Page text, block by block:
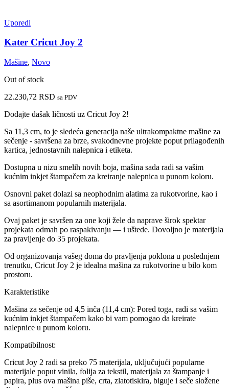
Uporedi
Kater Cricut Joy 2
Mašine, Novo
Out of stock
22.230,72 RSD sa PDV
Dodajte dašak ličnosti uz Cricut Joy 2!
Sa 11,3 cm, to je sledeća generacija naše ultrakompaktne mašine za
sečenje - savršena za brze, svakodnevne projekte poput prilagođenih
kartica, jednostavnih nalepnica i etiketa.
Dostupna u nizu smelih novih boja, mašina sada radi sa vašim
kućnim inkjet štampačem za kreiranje nalepnica u punom koloru.
Osnovni paket dolazi sa neophodnim alatima za rukotvorine, kao i
sa asortimanom popularnih materijala.
Ovaj paket je savršen za one koji žele da naprave širok spektar
projekata odmah po raspakivanju — i uštede. Dovoljno je materijala
za pravljenje do 35 projekata.
Od organizovanja vašeg doma do pravljenja poklona u poslednjem
trenutku, Cricut Joy 2 je idealna mašina za rukotvorine u bilo kom
prostoru.
Karakteristike
Mašina za sečenje od 4,5 inča (11,4 cm): Pored toga, radi sa vašim
kućnim inkjet štampačem kako bi vam pomogao da kreirate
nalepnice u punom koloru.
Kompatibilnost:
Cricut Joy 2 radi sa preko 75 materijala, uključujući popularne
materijale poput vinila, folija za tekstil, materijala za štampanje i
papira, plus ova mašina piše, crta, zlatotiskira, biguje i seče složene